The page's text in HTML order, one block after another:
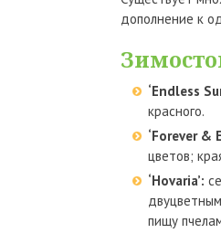
дополнение к
‘Endless
красного.
‘Forever &
цветов;
‘Hovaria’:
пищу